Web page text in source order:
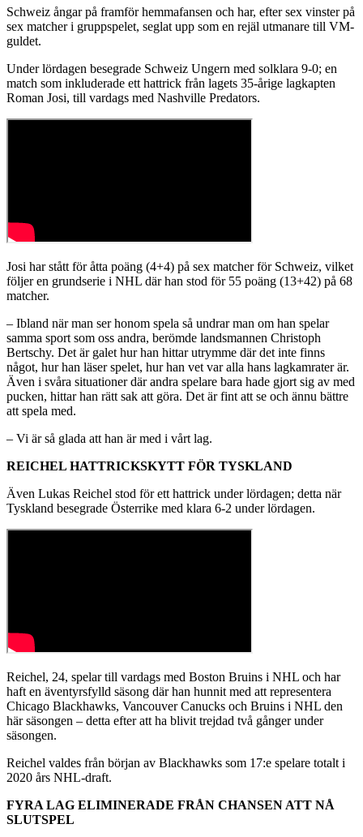
Schweiz ångar på framför hemmafansen och har, efter sex vinster på
sex matcher i gruppspelet, seglat upp som en rejäl utmanare till VM-
guldet.
Under lördagen besegrade Schweiz Ungern med solklara 9-0; en
match som inkluderade ett hattrick från lagets 35-årige lagkapten
Roman Josi, till vardags med Nashville Predators.
Josi har stått för åtta poäng (4+4) på sex matcher för Schweiz, vilket
följer en grundserie i NHL där han stod för 55 poäng (13+42) på 68
matcher.
– Ibland när man ser honom spela så undrar man om han spelar
samma sport som oss andra, berömde landsmannen Christoph
Bertschy. Det är galet hur han hittar utrymme där det inte finns
något, hur han läser spelet, hur han vet var alla hans lagkamrater är.
Även i svåra situationer där andra spelare bara hade gjort sig av med
pucken, hittar han rätt sak att göra. Det är fint att se och ännu bättre
att spela med.
– Vi är så glada att han är med i vårt lag.
REICHEL HATTRICKSKYTT FÖR TYSKLAND
Även Lukas Reichel stod för ett hattrick under lördagen; detta när
Tyskland besegrade Österrike med klara 6-2 under lördagen.
Reichel, 24, spelar till vardags med Boston Bruins i NHL och har
haft en äventyrsfylld säsong där han hunnit med att representera
Chicago Blackhawks, Vancouver Canucks och Bruins i NHL den
här säsongen – detta efter att ha blivit trejdad två gånger under
säsongen.
Reichel valdes från början av Blackhawks som 17:e spelare totalt i
2020 års NHL-draft.
FYRA LAG ELIMINERADE FRÅN CHANSEN ATT NÅ
SLUTSPEL